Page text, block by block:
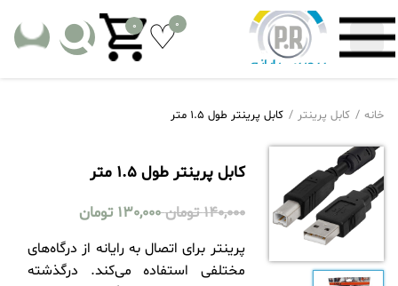
0
0
خانه کابل پرینتر کابل پرینتر طول 1.5 متر
کابل پرینتر طول 1.5 متر
140,000 تومان 130,000 تومان
پرینتر برای اتصال به رایانه از درگاه‌های
مختلفی استفاده می‌کند. درگذشته